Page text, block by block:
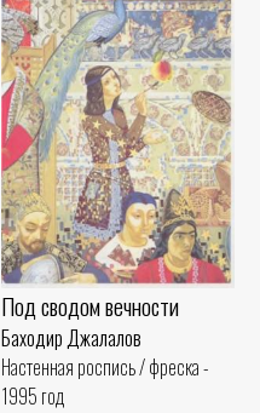
Под сводом вечности
Баходир Джалалов
Настенная роспись / фреска -
1995 год